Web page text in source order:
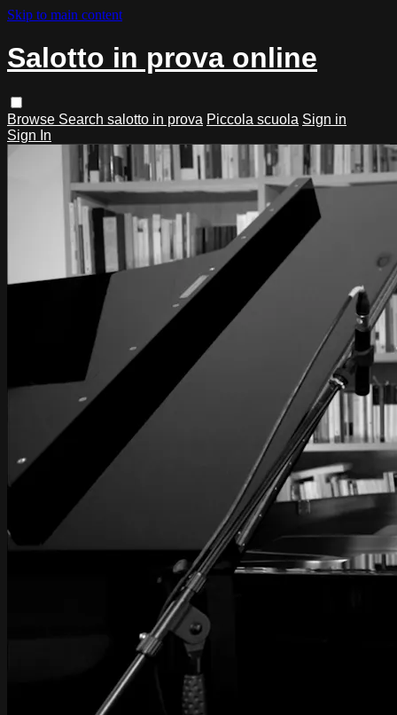
Skip to main content
Salotto in prova online
Browse Search salotto in prova Piccola scuola Sign in
Sign In